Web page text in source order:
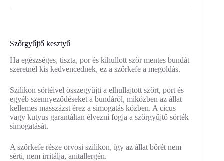
Szőrgyűjtő kesztyű
Ha egészséges, tiszta, por és kihullott szőr mentes bundát
szeretnél kis kedvencednek, ez a szőrkefe a megoldás.
Szilikon sörtéivel összegyűjti a elhullajtott szőrt, port és
egyéb szennyeződéseket a bundáról, miközben az állat
kellemes masszázst érez a simogatás közben. A cicus
vagy kutyus garantáltan élvezni fogja a szőrgyűjtő sörték
simogatását.
A szőrkefe része orvosi szilikon, így az állat bőrét nem
sérti, nem irritálja, anitallergén.